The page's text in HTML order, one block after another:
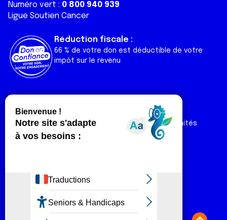
Numéro vert : 0 800 940 939
Ligue Soutien Cancer
Réduction fiscale :
66 % de votre don est déductible de votre
impôt sur le revenu
Liens utiles
Nos actualités
Nos publications
Contact
Espace Ligue & comités
Espace chercheur